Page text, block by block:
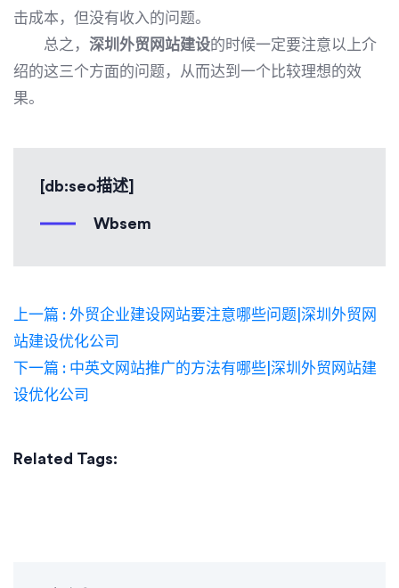
击成本，但没有收入的问题。
总之， 深圳外贸网站建设的时候一定要注意以上介
绍的这三个方面的问题，从而达到一个比较理想的效
果。
[db:seo描述]
Wbsem
上一篇 : 外贸企业建设网站要注意哪些问题|深圳外贸网
站建设优化公司
下一篇 : 中英文网站推广的方法有哪些|深圳外贸网站建
设优化公司
Related Tags: